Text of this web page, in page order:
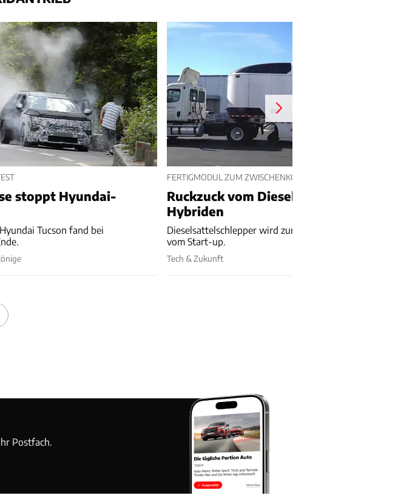
stoppt Hyundai-
Tucson fand bei
FERTIGMODUL ZUM ZWISCHENKOPPELN
Ruckzuck vom Diesel-Sattelschlepper
Hybriden
Dieselsattelschlepper wird zum Hybriden - mit
vom Start-up.
Tech & Zukunft
Postfach.